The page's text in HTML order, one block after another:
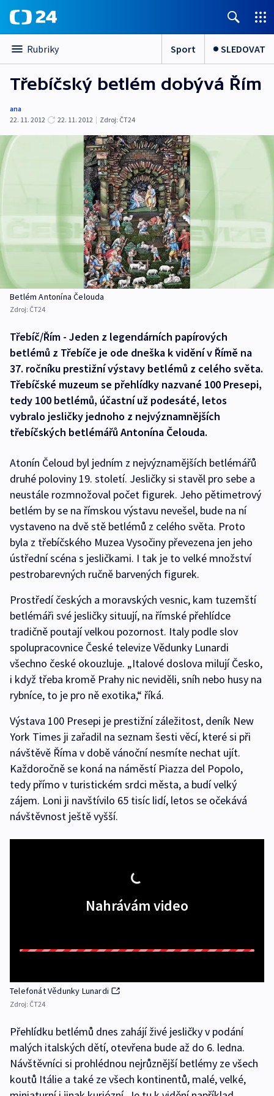
Rubriky Sport SLEDOVAT
Třebíčský betlém dobývá Řím
ana
22. 11. 2012
22. 11. 2012 | Zdroj: ČT24
Betlém Antonína Čelouda
Zdroj: ČT24
Třebíč/Řím - Jeden z legendárních papírových
betlémů z Třebíče je ode dneška k vidění v Římě na
37. ročníku prestižní výstavy betlémů z celého světa.
Třebíčské muzeum se přehlídky nazvané 100 Presepi,
tedy 100 betlémů, účastní už podesáté, letos
vybralo jesličky jednoho z nejvýznamnějších
třebíčských betlémářů Antonína Čelouda.
Atonín Čeloud byl jedním z nejvýznamějších betlémářů
druhé poloviny 19. století. Jesličky si stavěl pro sebe a
neustále rozmnožoval počet figurek. Jeho pětimetrový
betlém by se na římskou výstavu nevešel, bude na ní
vystaveno na dvě stě betlémů z celého světa. Proto
byla z třebíčského Muzea Vysočiny převezena jen jeho
ústřední scéna s jesličkami. I tak je to velké množství
pestrobarevných ručně barvených figurek.
Prostředí českých a moravských vesnic, kam tuzemští
betlémáři své jesličky situují, na římské přehlídce
tradičně poutají velkou pozornost. Italy podle slov
spolupracovnice České televize Vědunky Lunardi
všechno české okouzluje. „Italové doslova milují Česko,
i když třeba kromě Prahy nic neviděli, sníh nebo husy na
rybníce, to je pro ně exotika,“ říká.
Výstava 100 Presepi je prestižní záležitost, deník New
York Times ji zařadil na seznam šesti věcí, které si při
návštěvě Říma v době vánoční nesmíte nechat ujít.
Každoročně se koná na náměstí Piazza del Popolo,
tedy přímo v turistickém srdci města, a budí velký
zájem. Loni ji navštívilo 65 tisíc lidí, letos se očekává
návštěvnost ještě vyšší.
Nahrávám video
Telefonát Vědunky Lunardi
Zdroj: ČT24
Přehlídku betlémů dnes zahájí živé jesličky v podání
malých italských dětí, otevřena bude až do 6. ledna.
Návštěvníci si prohlédnou nejrůznější betlémy ze všech
koutů Itálie a také ze všech kontinentů, malé, velké,